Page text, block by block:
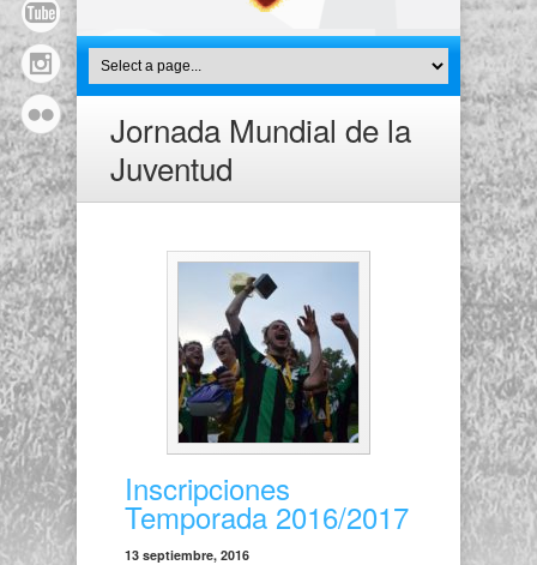
Jornada Mundial de la
Juventud
Inscripciones
Temporada 2016/2017
13 septiembre, 2016